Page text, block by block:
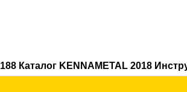
188 Каталог KENNAMETAL 2018